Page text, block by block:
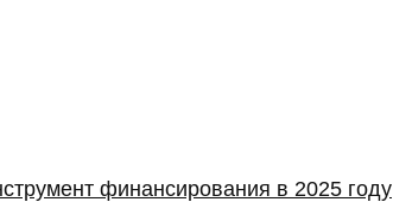
финансирования в 2025 году